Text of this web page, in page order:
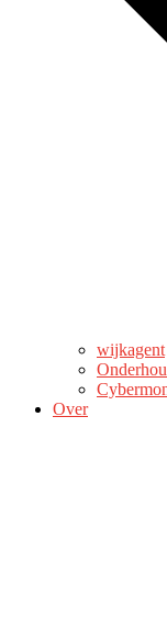
wijkagent
Over